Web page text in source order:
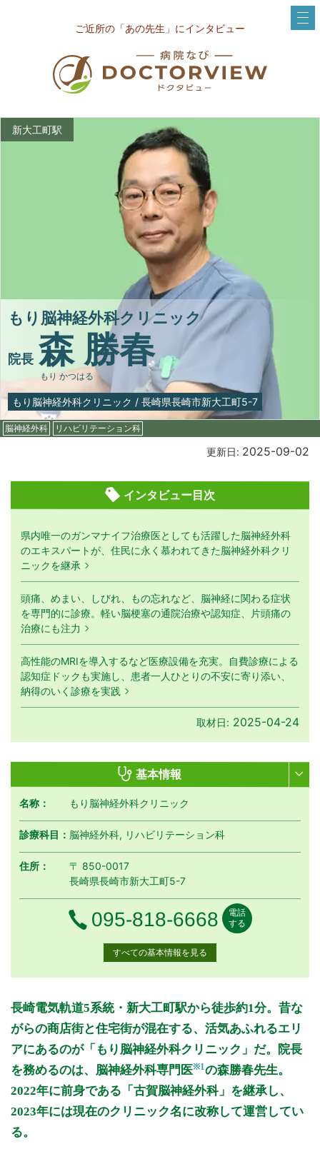
ご近所の「あの先生」にインタビュー
新大工町駅
もり脳神経外科クリニック
院長 森 勝春
もり かつはる
もり脳神経外科クリニック / 長崎県長崎市新大工町5-7
脳神経外科 リハビリテーション科
更新日: 2025-09-02
インタビュー目次
県内唯一のガンマナイフ治療医としても活躍した脳神経外科
のエキスパートが、住民に永く慕われてきた脳神経外科クリ
ニックを継承
頭痛、めまい、しびれ、もの忘れなど、脳神経に関わる症状
を専門的に診療。軽い脳梗塞の通院治療や認知症、片頭痛の
治療にも注力
高性能のMRIを導入するなど医療設備を充実。自費診療による
認知症ドックも実施し、患者一人ひとりの不安に寄り添い、
納得のいく診療を実践
取材日: 2025-04-24
基本情報
名称： もり脳神経外科クリニック
診療科目： 脳神経外科, リハビリテーション科
住所：
〒 850-0017
長崎県長崎市新大工町5-7
電話番号
095-818-6668
電話
する
すべての基本情報を見る
診療時間 月月曜日
火火曜日
水水曜日
木 木曜日
金 金曜日
土 土曜日
日 日曜日
祝 祝日
9:00〜12:30
● ● ● ●
●
14:00〜17:30
● ● ● ●
休診日:日、祝、木・土午後
※診療時間や臨時休診・診療内容等について、事前に必ず医療
機関ホームページ、またはお電話にてご確認ください。
長崎電気軌道5系統・新大工町駅から徒歩約1分。昔な
がらの商店街と住宅街が混在する、活気あふれるエリ
アにあるのが「もり脳神経外科クリニック」だ。院長
を務めるのは、脳神経外科専門医※1の森勝春先生。
2022年に前身である「古賀脳神経外科」を継承し、
2023年には現在のクリニック名に改称して運営してい
る。